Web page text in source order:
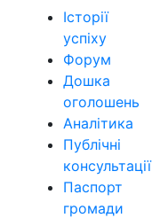
Історії
успіху
Форум
Дошка
оголошень
Аналітика
Публічні
консультації
Паспорт
громади